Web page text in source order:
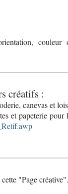
créatifs :
canevas et
et papeterie pour
"Page créative".